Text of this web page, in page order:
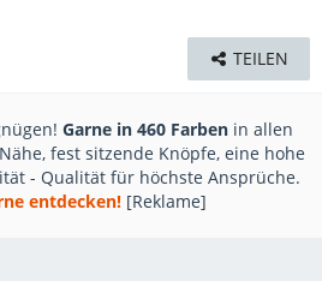
TEILEN
Garne in 460 Farben in allen
fest sitzende Knöpfe, eine hohe
- Qualität für höchste Ansprüche.
entdecken! [Reklame]